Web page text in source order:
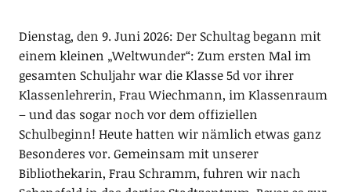
Dienstag, den 9. Juni 2026: Der Schultag begann mit
einem kleinen „Weltwunder“: Zum ersten Mal im
gesamten Schuljahr war die Klasse 5d vor ihrer
Klassenlehrerin, Frau Wiechmann, im Klassenraum
– und das sogar noch vor dem offiziellen
Schulbeginn! Heute hatten wir nämlich etwas ganz
Besonderes vor. Gemeinsam mit unserer
Bibliothekarin, Frau Schramm, fuhren wir nach